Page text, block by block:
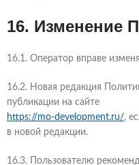
16. Изменение
16.1. Оператор вправе
16.2. Новая редакция
публикации на сайте
https://mo-development.ru/,
в новой редакции.
16.3. Пользователю